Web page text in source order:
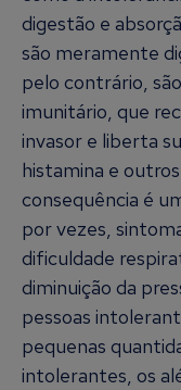
digestão e
são meramente
pelo contrário,
imunitário, que
invasor e liberta
histamina e
consequência é
por vezes,
dificuldade
diminuição da
pessoas
pequenas
intolerantes, os